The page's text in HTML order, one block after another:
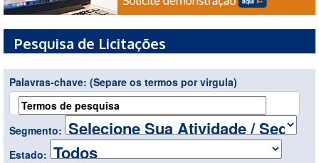
Pesquisa de Licitações
Palavras-chave: (Separe os termos por virgula)
Segmento:
Estado: